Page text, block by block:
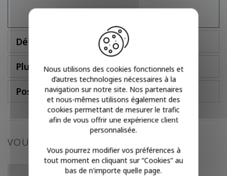
Détails
Plus d'infos
Poser une question
VOUS POURRIEZ AIMER
Nous utilisons des cookies fonctionnels et
d’autres technologies nécessaires à la
navigation sur notre site. Nos partenaires
et nous-mêmes utilisons également des
cookies permettant de mesurer le trafic
afin de vous offrir une expérience client
personnalisée.
Vous pourrez modifier vos préférences à
tout moment en cliquant sur “Cookies” au
bas de n'importe quelle page.